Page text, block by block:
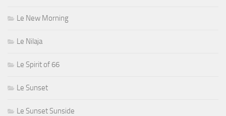
Le New Morning
Le Nilaja
Le Spirit of 66
Le Sunset
Le Sunset Sunside